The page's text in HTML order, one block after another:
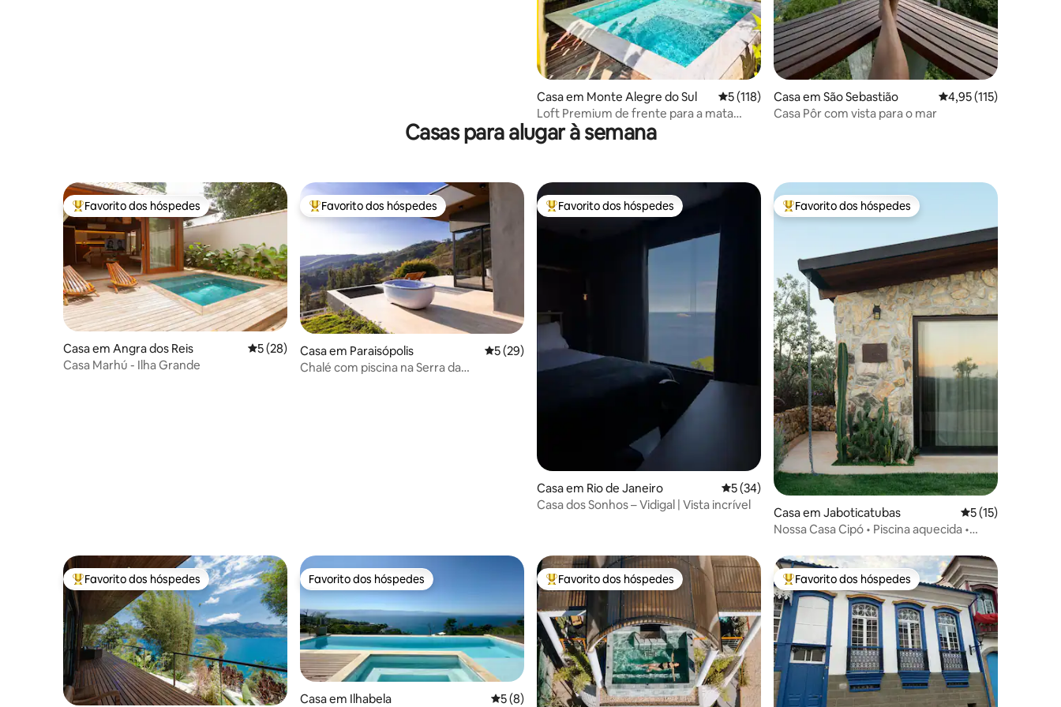
Casa em Monte Alegre do Sul Classificação média de 5 em 5 estrelas, 118avaliações
5 (118)
Loft Premium de frente para a mata
privativo
Casa em São Sebastião Classificação média
4,95 (115)
Casa Pôr com vista para o mar
Casas para alugar à semana
Favoritos dos hóspedes mais apreciados
Favorito dos hóspedes
Casa em Angra dos Reis Classificação média de 5 em 5 estrelas, 28avaliações
5 (28)
Casa Marhú - Ilha Grande
Favoritos dos hóspedes mais apreciados
Favorito dos hóspedes
Casa em Paraisópolis Classificação média de 5 em 5 estrelas, 29avaliações
5 (29)
Chalé com piscina na Serra da
Favoritos dos hóspedes mais apreciados
Favorito dos hóspedes
Casa em Rio de Janeiro Classificação média de 5 em 5 estrelas, 34avaliações
5 (34)
Casa dos Sonhos – Vidigal | Vista incrível
Favoritos dos hóspedes mais apreciados
Favorito dos hóspedes
Casa em Jaboticatubas Classificação
5 (15)
Nossa Casa Cipó • Piscina aquecida •
Favoritos dos hóspedes mais apreciados
Favorito dos hóspedes Favorito dos hóspedes
Favorito dos hóspedes
Casa em Ilhabela Classificação média de 5 em 5 estrelas, 8avaliações
5 (8)
Favoritos dos hóspedes mais apreciados
Favorito dos hóspedes Favoritos dos hóspedes mais apreciados
Favorito dos hóspedes